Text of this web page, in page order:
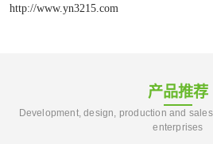
http://www.yn3215.com
产品推荐
Development, design, production and
enterprises